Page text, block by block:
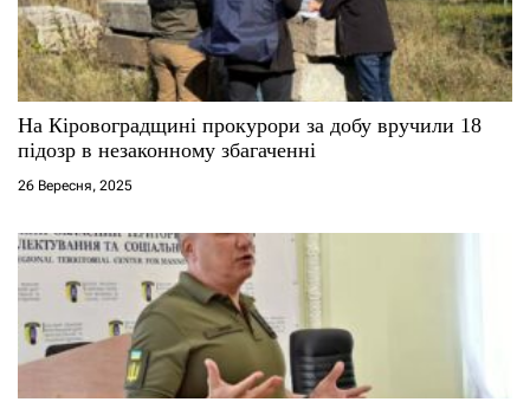
На Кіровоградщині прокурори за добу вручили 18
підозр в незаконному збагаченні
26 Вересня, 2025